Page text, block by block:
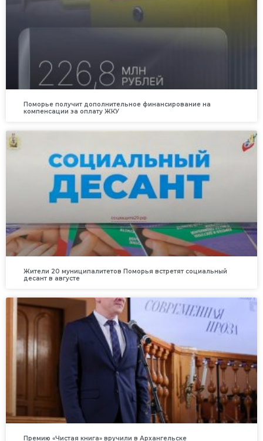
Поморье получит дополнительное финансирование на
компенсации за оплату ЖКУ
Жители 20 муниципалитетов Поморья встретят социальный
десант в августе
Премию «Чистая книга» вручили в Архангельске